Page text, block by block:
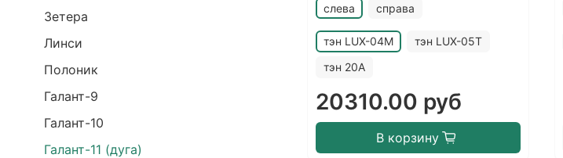
слева справа
тэн LUX-04M
тэн LUX-05T
тэн 20A
20310.00 руб
В корзину
Зетера
Линси
Полоник
Галант-9
Галант-10
Галант-11 (дуга)